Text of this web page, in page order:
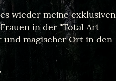
wieder meine exklusiven
in der "Total Art
und magischer Ort in den